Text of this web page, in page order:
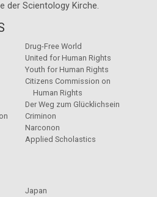
derScientology Kirche.
Drug-Free World
United for Human Rights
Youth for Human Rights
Citizens Commission on
Human Rights
Der Weg zum Glücklichsein
Criminon
Narconon
Applied Scholastics
Japan